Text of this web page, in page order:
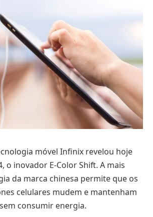
móvel Infinix revelou hoje
o inovador E-Color Shift. A mais
da marca chinesa permite que os
celulares mudem e mantenham
consumir energia.